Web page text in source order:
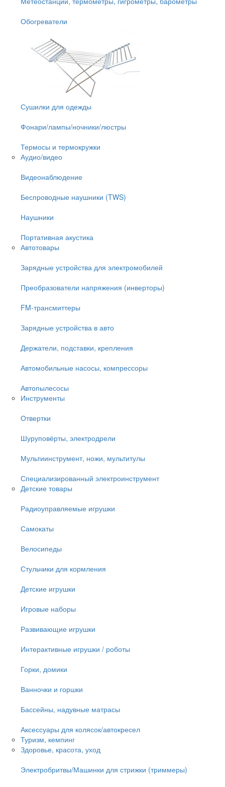
Обогреватели
Сушилки для одежды
Фонари/лампы/ночники/люстры
Термосы и термокружки
Аудио/видео
Видеонаблюдение
Беспроводные наушники (TWS)
Наушники
Портативная акустика
Автотовары
Зарядные устройства для электромобилей
Преобразователи напряжения (инверторы)
FM-трансмиттеры
Зарядные устройства в авто
Держатели, подставки, крепления
Автомобильные насосы, компрессоры
Автопылесосы
Инструменты
Отвертки
Шуруповёрты, электродрели
Мультиинструмент, ножи, мультитулы
Специализированный электроинструмент
Детские товары
Радиоуправляемые игрушки
Самокаты
Велосипеды
Стульчики для кормления
Детские игрушки
Игровые наборы
Развивающие игрушки
Интерактивные игрушки / роботы
Горки, домики
Ванночки и горшки
Бассейны, надувные матрасы
Аксессуары для колясок/автокресел
Туризм, кемпинг
Здоровье, красота, уход
Электробритвы/Машинки для стрижки (триммеры)